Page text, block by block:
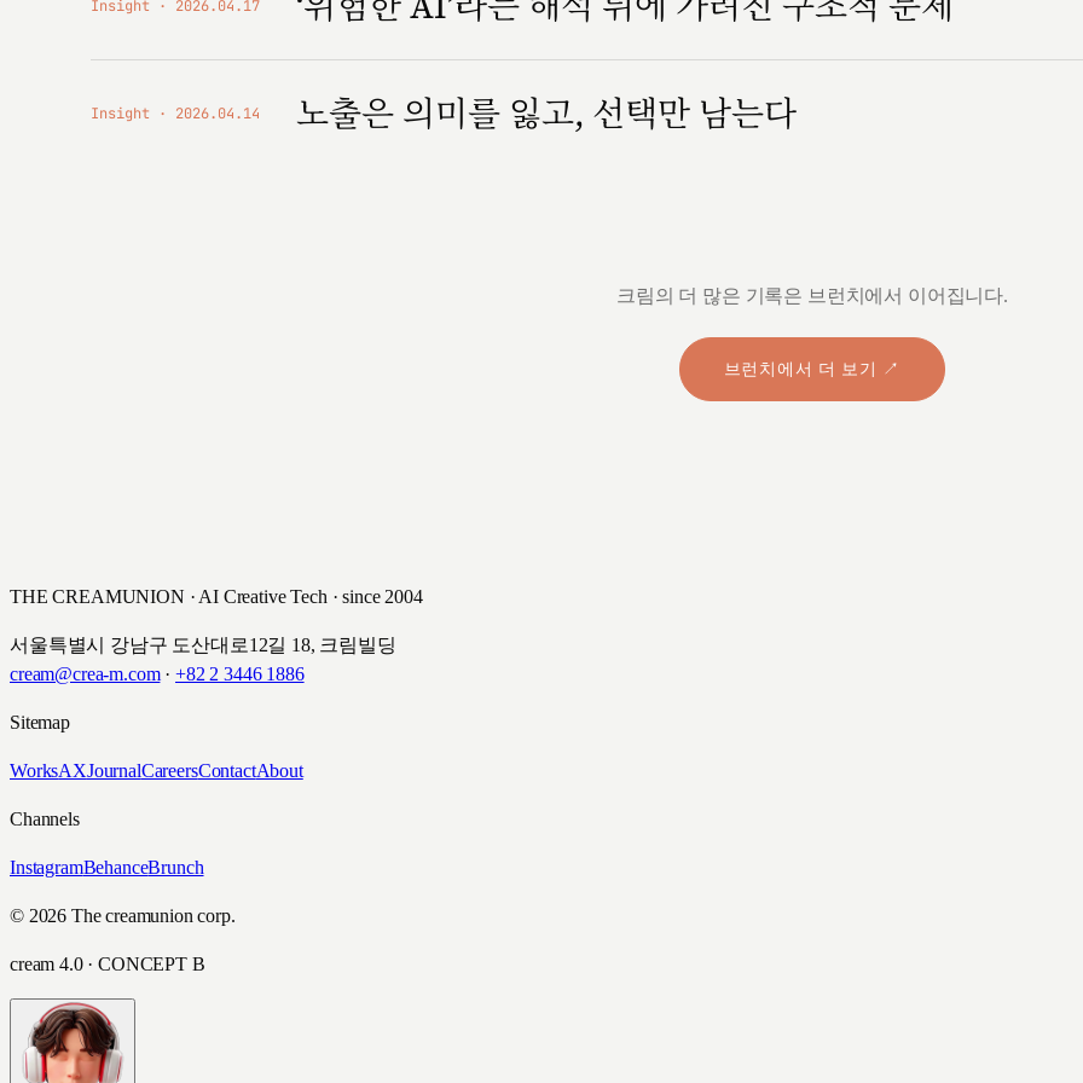
Insight 2026.04.17
Insight 2026.04.14 노출은 의미를 잃고, 선택만 남는다
크림의 더 많은 기록은 브런치에서 이어집니다.
브런치에서 더 보기 ↗
THE CREAMUNION · AI Creative Tech · since 2004
서울특별시 강남구 도산대로12길 18, 크림빌딩
cream@crea-m.com· +82 2 3446 1886
Sitemap
WorksAXJournalCareersContactAbout
Channels
InstagramBehanceBrunch
© 2026 The creamunion corp.
cream 4.0 · CONCEPT B